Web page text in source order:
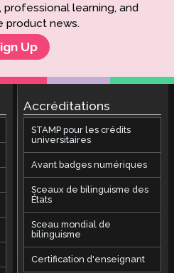
learning, and
product news.
Up
Accréditations
STAMP pour les crédits
universitaires
Avant badges numériques
Sceaux de bilinguisme des
États
Sceau mondial de
bilinguisme
Certification d'enseignant